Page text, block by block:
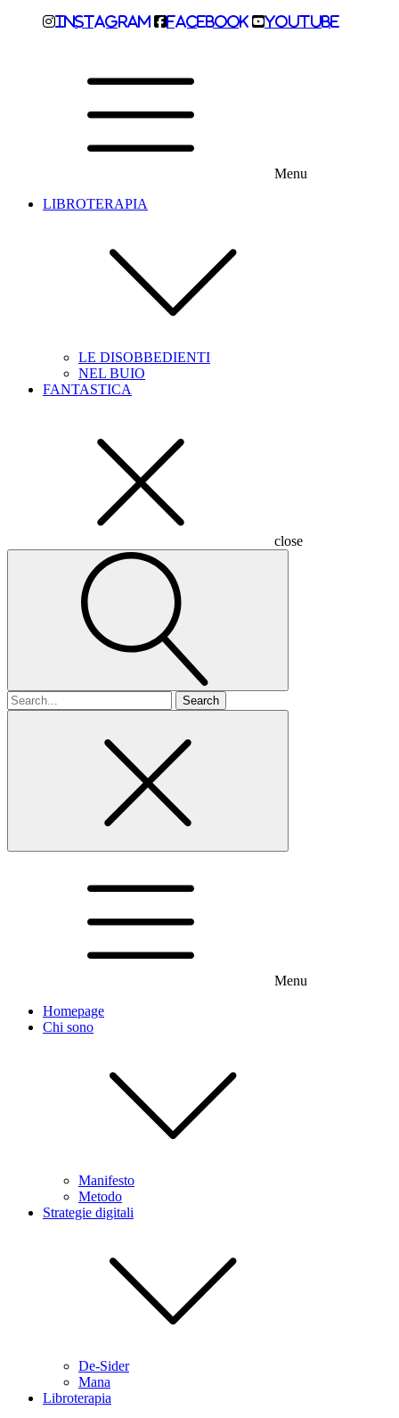
Instagram Facebook Youtube
Menu
LIBROTERAPIA
LE DISOBBEDIENTI
NEL BUIO
FANTASTICA
close
Search
for
Menu
Homepage
Chi sono
Manifesto
Metodo
Strategie digitali
De-Sider
Mana
Libroterapia